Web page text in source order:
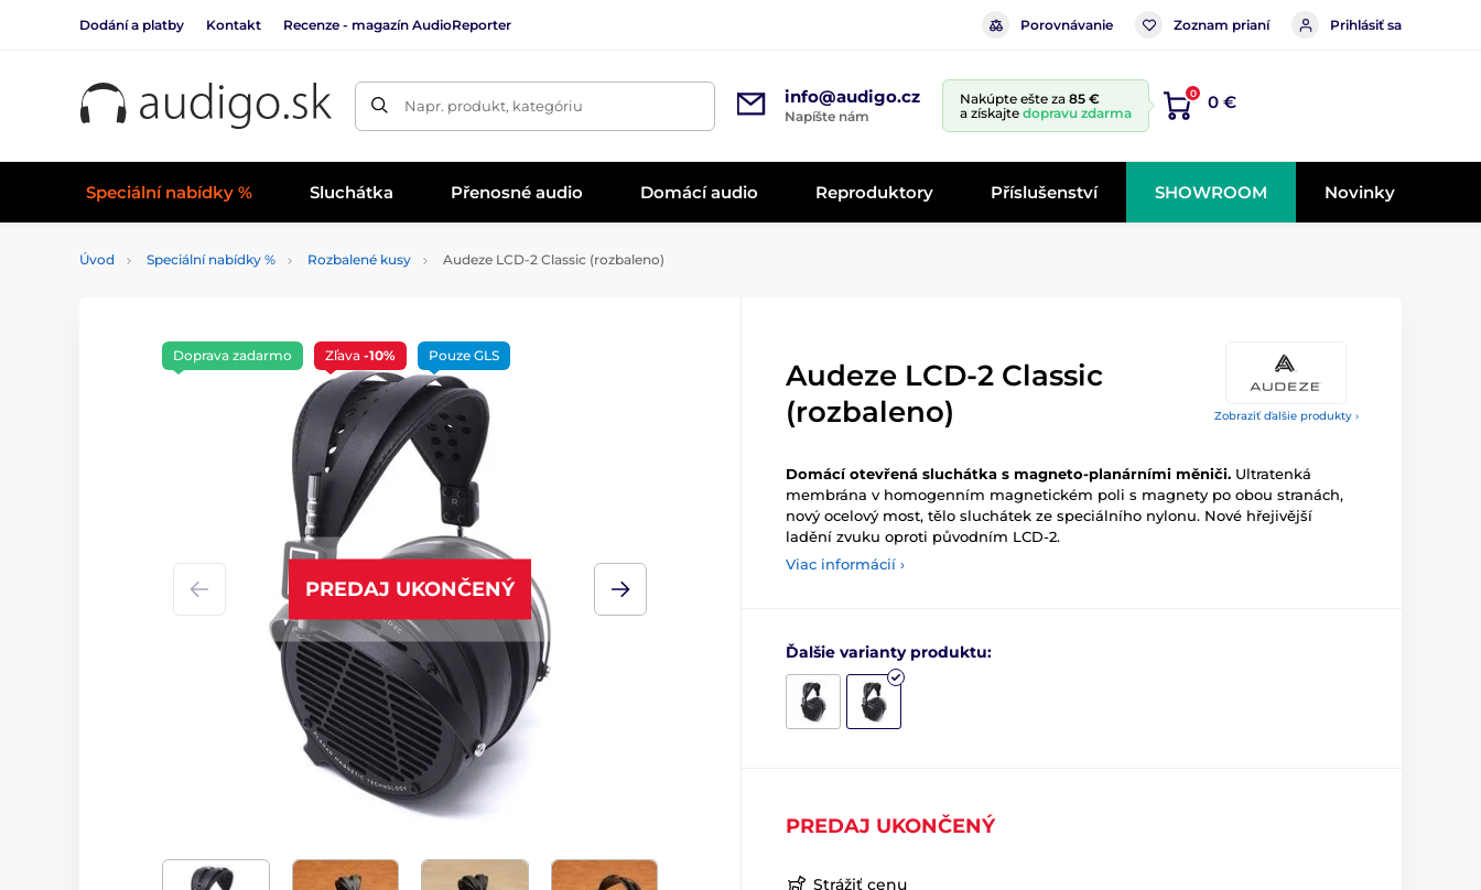
Dodání a platby Kontakt Recenze - magazín AudioReporter Porovnávanie Zoznam prianí Prihlásiť sa
Napr. produkt, kategóriu info@audigo.cz
Napíšte nám
Nakúpte ešte za 85 €
a získajte dopravu zdarma
0 0 €
Speciální nabídky % Sluchátka Přenosné audio Domácí audio Reproduktory Příslušenství SHOWROOM Novinky
Úvod Speciální nabídky % Rozbalené kusy Audeze LCD-2 Classic (rozbaleno)
Zobraziť ďalšie produkty ›
PREDAJ UKONČENÝ
Doprava zadarmo Zľava -10% Pouze GLS
Audeze LCD-2 Classic
(rozbaleno)
Domácí otevřená sluchátka s magneto-planárními měniči. Ultratenká
membrána v homogenním magnetickém poli s magnety po obou stranách,
nový ocelový most, tělo sluchátek ze speciálního nylonu. Nové hřejivější
ladění zvuku oproti původním LCD-2.
Viac informácií ›
Ďalšie varianty produktu:
PREDAJ UKONČENÝ
Strážiť cenu